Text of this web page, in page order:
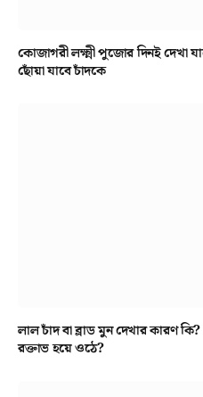
কোজাগরী লক্ষ্মী পুজোর দিনই দেখা
ছোঁয়া যাবে চাঁদকে
লাল চাঁদ বা ব্লাড মুন দেখার কারণ
রক্তাভ হয়ে ওঠে?